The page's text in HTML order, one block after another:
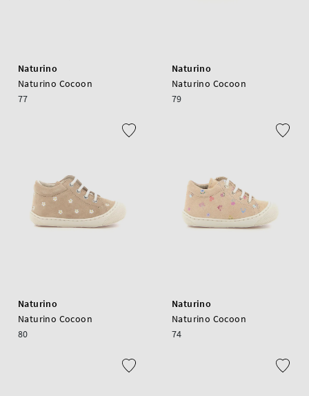
Naturino
Naturino Cocoon
77
Naturino
Naturino Cocoon
79
Naturino
Naturino Cocoon
80
Naturino
Naturino Cocoon
74